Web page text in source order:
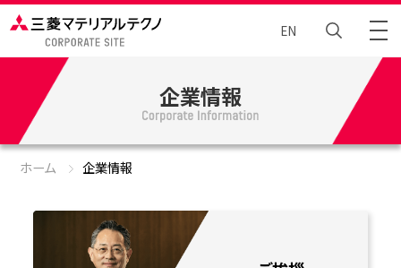
EN
トータルエンジニアリング
Brand Story
ニュース
企業情報
ホーム 企業情報